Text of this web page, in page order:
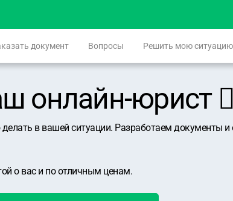
документ Вопросы Решить мою ситуацию
онлайн-юрист
в вашей ситуации. Разработаем документы
о вас и по отличным ценам.